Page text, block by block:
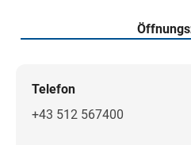
Telefon
+43 512 567400